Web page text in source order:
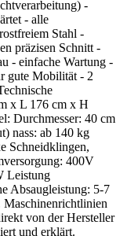
-
- alle
Stahl -
präzisen Schnitt -
- einfache Wartung -
gute Mobilität - 2
x L 176 cm x H
Durchmesser: 40 cm
nass: ab 140 kg
Schneidklingen,
400V
Leistung
Absaugleistung: 5-7
von der Hersteller
und erklärt.